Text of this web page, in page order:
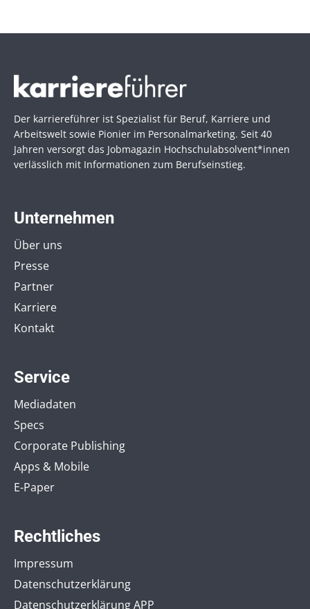
Der karriereführer ist Spezialist für Beruf, Karriere und
Arbeitswelt sowie Pionier im Personal­marketing. Seit 40
Jahren versorgt das Jobmagazin Hochschul­absolvent*innen
verlässlich mit Informationen zum Berufseinstieg.
Unternehmen
Über uns
Presse
Partner
Karriere
Kontakt
Service
Mediadaten
Specs
Corporate Publishing
Apps & Mobile
E-Paper
Rechtliches
Impressum
Datenschutzerklärung
Datenschutzerklärung APP